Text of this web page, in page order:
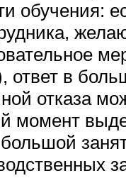
обучения:
ответ в
отказа
момент